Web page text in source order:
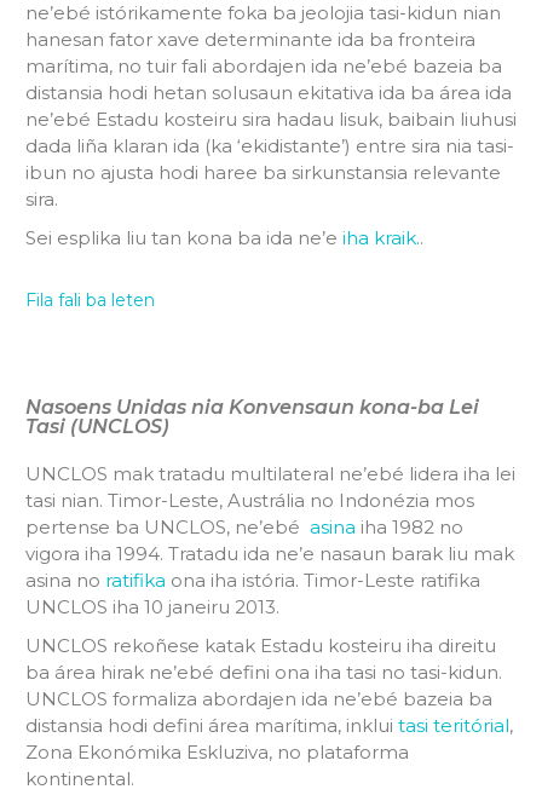
ne’ebé istórikamente foka ba jeolojia tasi-kidun nian
hanesan fator xave determinante ida ba fronteira
marítima, no tuir fali abordajen ida ne’ebé bazeia ba
distansia hodi hetan solusaun ekitativa ida ba área ida
ne’ebé Estadu kosteiru sira hadau lisuk, baibain liuhusi
dada liña klaran ida (ka ‘ekidistante’) entre sira nia tasi-
ibun no ajusta hodi haree ba sirkunstansia relevante
sira.
Sei esplika liu tan kona ba ida ne’e iha kraik..
Fila fali ba leten
Nasoens Unidas nia Konvensaun kona-ba Lei
Tasi (UNCLOS)
UNCLOS mak tratadu multilateral ne’ebé lidera iha lei
tasi nian. Timor-Leste, Austrália no Indonézia mos
pertense ba UNCLOS, ne’ebé asina iha 1982 no
vigora iha 1994. Tratadu ida ne’e nasaun barak liu mak
asina no ratifika ona iha istória. Timor-Leste ratifika
UNCLOS iha 10 janeiru 2013.
UNCLOS rekoñese katak Estadu kosteiru iha direitu
ba área hirak ne’ebé defini ona iha tasi no tasi-kidun.
UNCLOS formaliza abordajen ida ne’ebé bazeia ba
distansia hodi defini área marítima, inklui tasi teritórial,
Zona Ekonómika Eskluziva, no plataforma
kontinental.